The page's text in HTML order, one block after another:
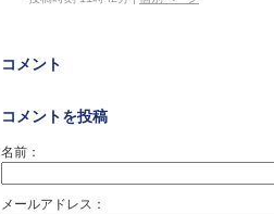
コメント
コメントを投稿
名前：
メールアドレス：